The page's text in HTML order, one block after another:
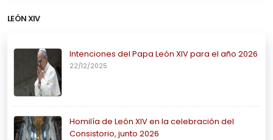
LEÓN XIV
Intenciones del Papa León XIV para el año 2026
22/12/2025
Homilía de León XIV en la celebración del
Consistorio, junto 2026